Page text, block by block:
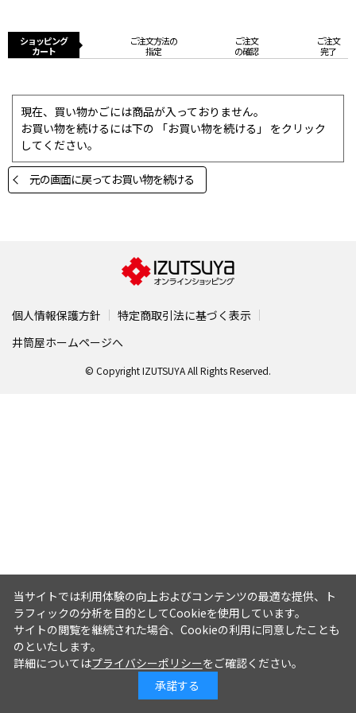
ショッピング
カート
ご注文方法の
指定
ご注文
の確認
ご注文
完了
現在、買い物かごには商品が入っておりません。
お買い物を続けるには下の 「お買い物を続ける」 をクリック
してください。
元の画面に戻ってお買い物を続ける
個人情報保護方針
特定商取引法に基づく表示
井筒屋ホームページへ
© Copyright IZUTSUYA All Rights Reserved.
当サイトでは利用体験の向上およびコンテンツの最適な提供、ト
ラフィックの分析を目的としてCookieを使用しています。
サイトの閲覧を継続された場合、Cookieの利用に同意したことも
のといたします。
詳細についてはプライバシーポリシーをご確認ください。
承諾する